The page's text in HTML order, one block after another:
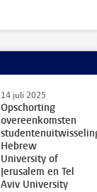
14 juli 2025
Opschorting
overeenkomsten
Hebrew
University of
Jerusalem en Tel
Aviv University